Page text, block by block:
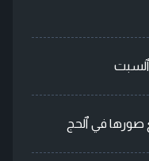
ٱلسبت
صورها في ٱلحج